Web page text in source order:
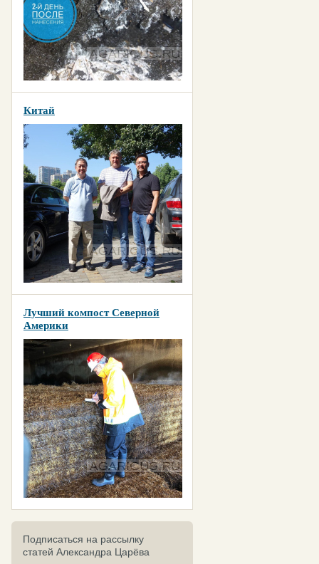
Китай
Лучший компост Северной
Америки
Подписаться на рассылку
статей Александра Царёва